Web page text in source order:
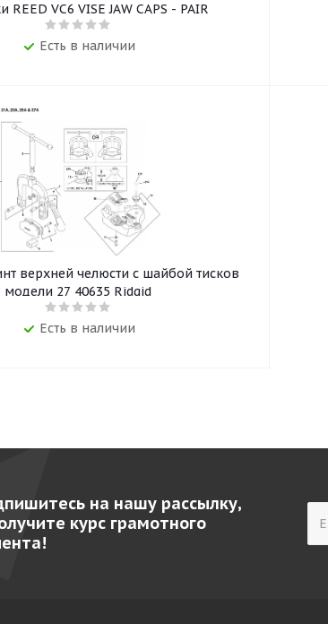
REED VC6 VISE JAW CAPS - PAIR
Есть в наличии
верхней челюсти с шайбой тисков
модели 27 40635 Ridgid
Есть в наличии
на нашу рассылку,
курс грамотного